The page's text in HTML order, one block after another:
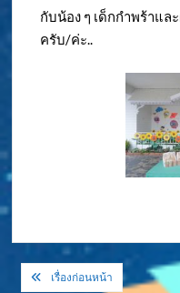
กับน้อง ๆ เด็กกำพร้าแ
ครับ/ค่ะ..
แนะแนว
เรื่องก่อนหน้า